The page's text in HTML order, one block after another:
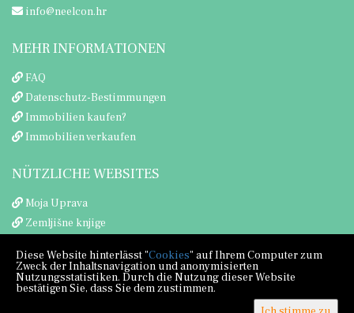
info@neelcon.hr
MEHR INFORMATIONEN
FAQ
Datenschutz-Bestimmungen
Immobilien kaufen?
Immobilien verkaufen
NÜTZLICHE WEBSITES
Moja Uprava
Zemljišne knjige
Diese Website hinterlässt "Cookies" auf Ihrem Computer zum
Zweck der Inhaltsnavigation und anonymisierten
Nutzungsstatistiken. Durch die Nutzung dieser Website
bestätigen Sie, dass Sie dem zustimmen.